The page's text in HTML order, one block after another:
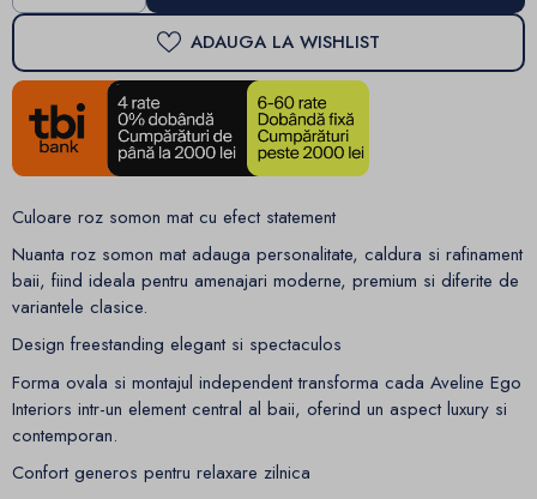
ADAUGA LA WISHLIST
Culoare roz somon mat cu efect statement
Nuanta roz somon mat adauga personalitate, caldura si rafinament
baii, fiind ideala pentru amenajari moderne, premium si diferite de
variantele clasice.
Design freestanding elegant si spectaculos
Forma ovala si montajul independent transforma cada Aveline Ego
Interiors intr-un element central al baii, oferind un aspect luxury si
contemporan.
Confort generos pentru relaxare zilnica